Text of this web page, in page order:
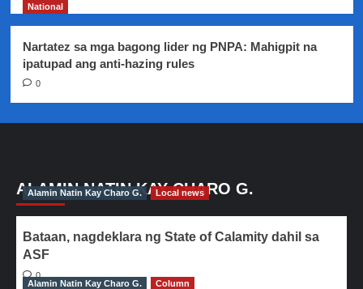
National
Nartatez sa mga bagong lider ng PNPA: Mahigpit na
ipatupad ang anti-hazing rules
0
ALAMIN NATIN KAY CHARO G.
Alamin Natin Kay Charo G. Local news
Bataan, nagdeklara ng State of Calamity dahil sa
ASF
0
Alamin Natin Kay Charo G.
Column